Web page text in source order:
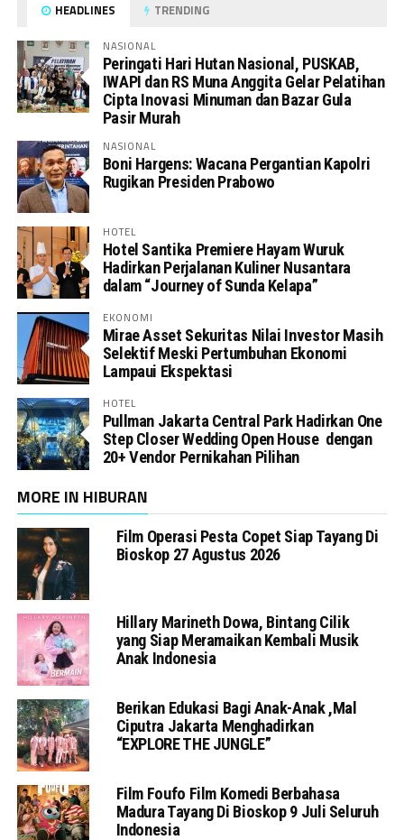
HEADLINES TRENDING
NASIONAL
Peringati Hari Hutan Nasional, PUSKAB,
IWAPI dan RS Muna Anggita Gelar Pelatihan
Cipta Inovasi Minuman dan Bazar Gula
Pasir Murah
NASIONAL
Boni Hargens: Wacana Pergantian Kapolri
Rugikan Presiden Prabowo
HOTEL
Hotel Santika Premiere Hayam Wuruk
Hadirkan Perjalanan Kuliner Nusantara
dalam “Journey of Sunda Kelapa”
EKONOMI
Mirae Asset Sekuritas Nilai Investor Masih
Selektif Meski Pertumbuhan Ekonomi
Lampaui Ekspektasi
HOTEL
Pullman Jakarta Central Park Hadirkan One
Step Closer Wedding Open House dengan
20+ Vendor Pernikahan Pilihan
MORE IN HIBURAN
Film Operasi Pesta Copet Siap Tayang Di
Bioskop 27 Agustus 2026
Hillary Marineth Dowa, Bintang Cilik
yang Siap Meramaikan Kembali Musik
Anak Indonesia
Berikan Edukasi Bagi Anak-Anak ,Mal
Ciputra Jakarta Menghadirkan
“EXPLORE THE JUNGLE”
Film Foufo Film Komedi Berbahasa
Madura Tayang Di Bioskop 9 Juli Seluruh
Indonesia